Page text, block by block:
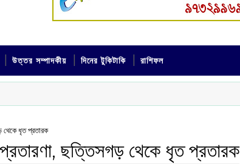
উত্তর সম্পাদকীয় দিনের টুকিটাকি রাশিফল
থেকে ধৃত প্রতারক
প্রতারণা, ছত্তিসগড় থেকে ধৃত প্রতারক